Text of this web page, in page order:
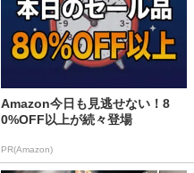
Amazon今日も見逃せない！8
0%OFF以上が続々登場
PR(Amazon)